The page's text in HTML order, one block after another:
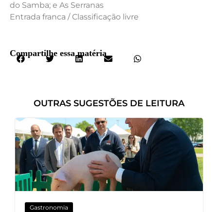
do Samba; e As Serranas
Entrada franca / Classificação livre
Compartilhe essa matéria
OUTRAS SUGESTÕES DE LEITURA
Gastronomia